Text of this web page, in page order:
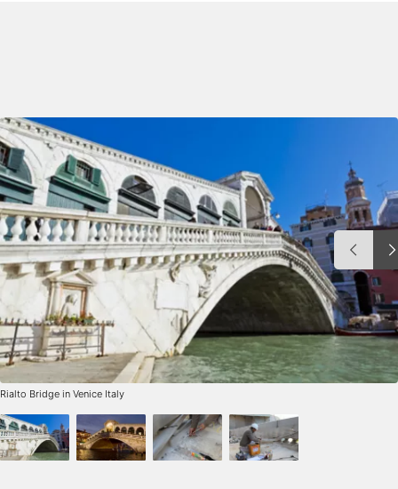
Rialto Bridge in Venice Italy